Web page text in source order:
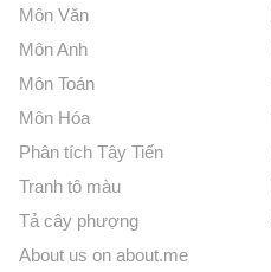
Môn Văn
Môn Anh
Môn Toán
Môn Hóa
Phân tích Tây Tiến
Tranh tô màu
Tả cây phượng
About us on about.me